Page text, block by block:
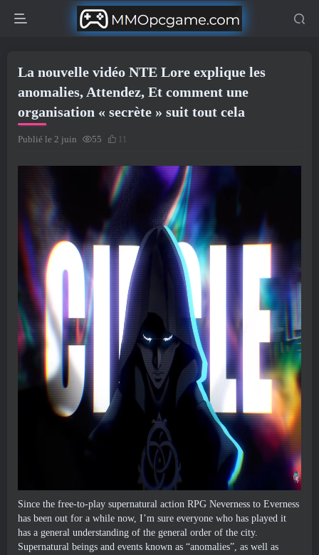
La nouvelle vidéo NTE Lore explique les
anomalies, Attendez, Et comment une
organisation « secrète » suit tout cela
Publié le 2 juin 55
Since the free-to-play supernatural action RPG Neverness to Everness
has been out for a while now, I’m sure everyone who has played it
has a general understanding of the general order of the city.
Supernatural beings and events known as “anomalies”, as well as